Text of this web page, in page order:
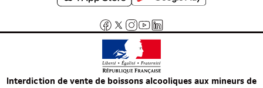
Interdiction de vente de boissons alcooliques aux mineurs de